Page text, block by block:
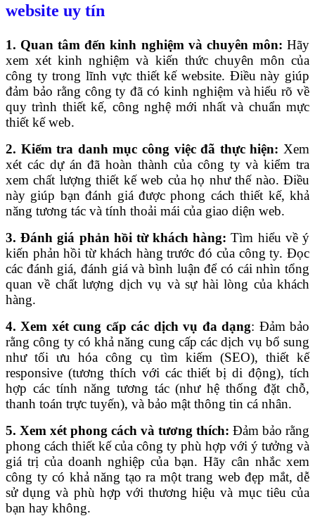
website uy tín
1. Quan tâm đến kinh nghiệm và chuyên môn: Hãy
xem xét kinh nghiệm và kiến thức chuyên môn của
công ty trong lĩnh vực thiết kế website. Điều này giúp
đảm bảo rằng công ty đã có kinh nghiệm và hiểu rõ về
quy trình thiết kế, công nghệ mới nhất và chuẩn mực
thiết kế web.
2. Kiểm tra danh mục công việc đã thực hiện: Xem
xét các dự án đã hoàn thành của công ty và kiểm tra
xem chất lượng thiết kế web của họ như thế nào. Điều
này giúp bạn đánh giá được phong cách thiết kế, khả
năng tương tác và tính thoải mái của giao diện web.
3. Đánh giá phản hồi từ khách hàng: Tìm hiểu về ý
kiến phản hồi từ khách hàng trước đó của công ty. Đọc
các đánh giá, đánh giá và bình luận để có cái nhìn tổng
quan về chất lượng dịch vụ và sự hài lòng của khách
hàng.
4. Xem xét cung cấp các dịch vụ đa dạng: Đảm bảo
rằng công ty có khả năng cung cấp các dịch vụ bổ sung
như tối ưu hóa công cụ tìm kiếm (SEO), thiết kế
responsive (tương thích với các thiết bị di động), tích
hợp các tính năng tương tác (như hệ thống đặt chỗ,
thanh toán trực tuyến), và bảo mật thông tin cá nhân.
5. Xem xét phong cách và tương thích: Đảm bảo rằng
phong cách thiết kế của công ty phù hợp với ý tưởng và
giá trị của doanh nghiệp của bạn. Hãy cân nhắc xem
công ty có khả năng tạo ra một trang web đẹp mắt, dễ
sử dụng và phù hợp với thương hiệu và mục tiêu của
bạn hay không.